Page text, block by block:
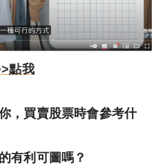
點我
，買賣股票時會參考什
有利可圖嗎？